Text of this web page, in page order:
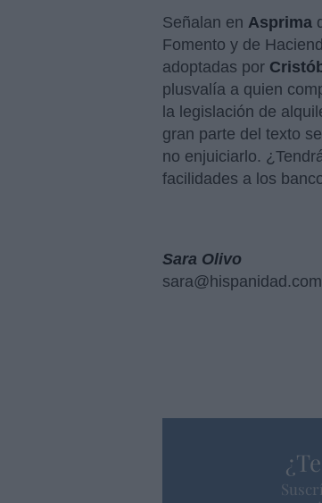
Señalan en Asprima
Fomento y de
adoptadas por
plusvalía a quien
la legislación de
gran parte del texto
no enjuiciarlo.
facilidades a los
Sara Olivo
sara@hispanidad.com